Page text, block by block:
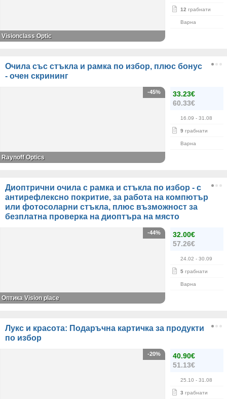
12 грабнати
Варна
Visionclass Optic
Очила със стъкла и рамка по избор, плюс бонус
- очен скрининг
33.23€
60.33€
16.09 - 31.08
9 грабнати
Варна
-45%
Raynoff Optics
Диоптрични очила с рамка и стъкла по избор - с
антирефлексно покритие, за работа на компютър
или фотосоларни стъкла, плюс възможност за
безплатна проверка на диоптъра на място
32.00€
57.26€
24.02 - 30.09
5 грабнати
Варна
-44%
Оптика Vision place
Лукс и красота: Подаръчна картичка за продукти
по избор
40.90€
51.13€
25.10 - 31.08
3 грабнати
-20%